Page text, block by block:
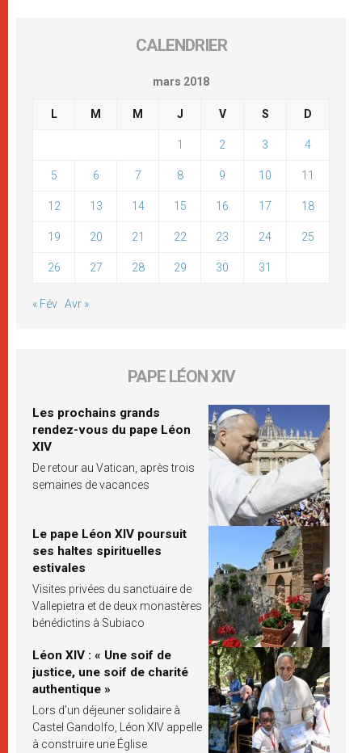
CALENDRIER
mars 2018
L M M J V S D
1 2 3 4
5 6 7 8 9 10 11
12 13 14 15 16 17 18
19 20 21 22 23 24 25
26 27 28 29 30 31
« Fév Avr »
PAPE LÉON XIV
Les prochains grands
rendez-vous du pape Léon
XIV
De retour au Vatican, après trois
semaines de vacances
Le pape Léon XIV poursuit
ses haltes spirituelles
estivales
Visites privées du sanctuaire de
Vallepietra et de deux monastères
bénédictins à Subiaco
Léon XIV : « Une soif de
justice, une soif de charité
authentique »
Lors d’un déjeuner solidaire à
Castel Gandolfo, Léon XIV appelle
à construire une Église